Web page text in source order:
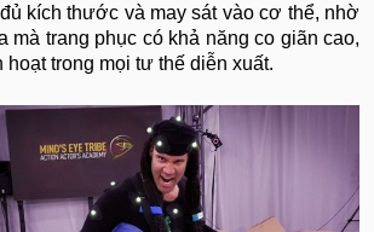
kích thước và may sát vào cơ thể, nhờ
mà trang phục có khả năng co giãn cao,
trong mọi tư thế diễn xuất.